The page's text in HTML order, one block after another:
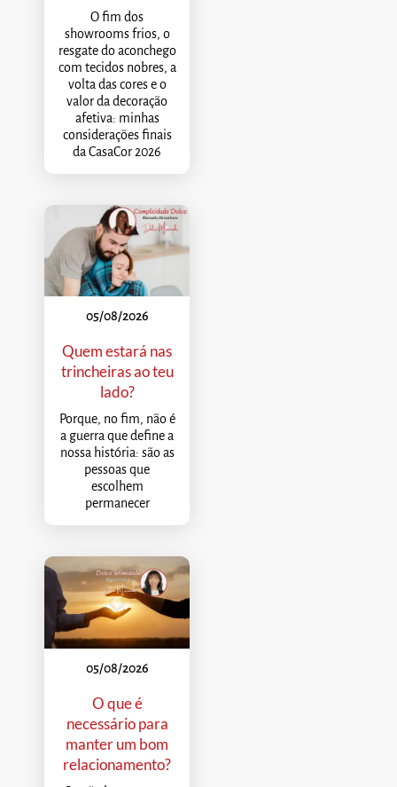
O fim dos
showrooms frios, o
resgate do aconchego
com tecidos nobres, a
volta das cores e o
valor da decoração
afetiva: minhas
considerações finais
da CasaCor 2026
05/08/2026
Quem estará nas
trincheiras ao teu
lado?
Porque, no fim, não é
a guerra que define a
nossa história: são as
pessoas que
escolhem
permanecer
05/08/2026
O que é
necessário para
manter um bom
relacionamento?